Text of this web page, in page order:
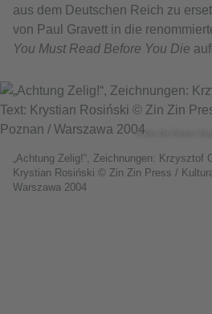
aus dem Deutschen Reich zu
von Paul Gravett in die
You Must Read Before You Die
© Zin Zin Press /
„Achtung Zelig!“, Zeichnungen: Krzysztof
Krystian Rosiński © Zin Zin Press /
Warszawa 2004